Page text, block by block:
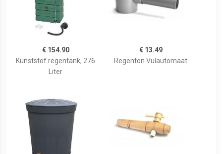
€ 154.90
Kunststof regentank, 276
Liter
€ 13.49
Regenton Vulautomaat